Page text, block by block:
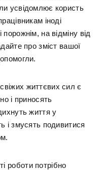
усвідомлює користь
іноді
на відміну від
про зміст вашої
життєвих сил є
і приносять
життя у
і змусять подивитися
роботи потрібно